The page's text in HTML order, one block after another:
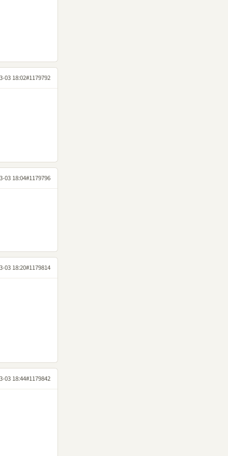
03 18:02#1179792
03 18:04#1179796
03 18:20#1179814
03 18:44#1179842